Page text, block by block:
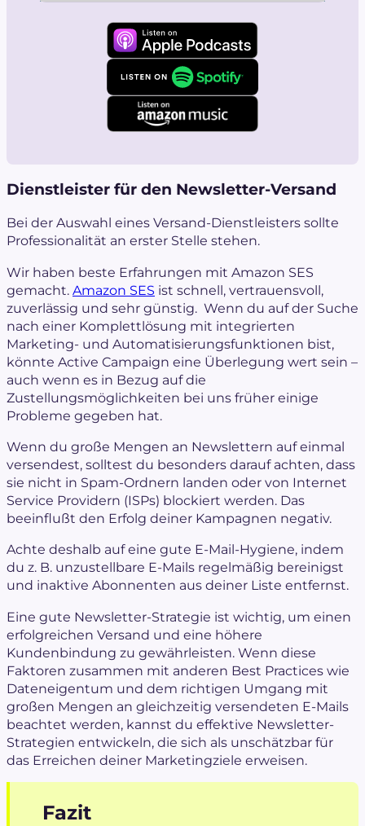
Dienstleister für den Newsletter-Versand
Bei der Auswahl eines Versand-Dienstleisters sollte
Professionalität an erster Stelle stehen.
Wir haben beste Erfahrungen mit Amazon SES
gemacht. Amazon SES ist schnell, vertrauensvoll,
zuverlässig und sehr günstig. Wenn du auf der Suche
nach einer Komplettlösung mit integrierten
Marketing- und Automatisierungsfunktionen bist,
könnte Active Campaign eine Überlegung wert sein –
auch wenn es in Bezug auf die
Zustellungsmöglichkeiten bei uns früher einige
Probleme gegeben hat.
Wenn du große Mengen an Newslettern auf einmal
versendest, solltest du besonders darauf achten, dass
sie nicht in Spam-Ordnern landen oder von Internet
Service Providern (ISPs) blockiert werden. Das
beeinflußt den Erfolg deiner Kampagnen negativ.
Achte deshalb auf eine gute E-Mail-Hygiene, indem
du z. B. unzustellbare E-Mails regelmäßig bereinigst
und inaktive Abonnenten aus deiner Liste entfernst.
Eine gute Newsletter-Strategie ist wichtig, um einen
erfolgreichen Versand und eine höhere
Kundenbindung zu gewährleisten. Wenn diese
Faktoren zusammen mit anderen Best Practices wie
Dateneigentum und dem richtigen Umgang mit
großen Mengen an gleichzeitig versendeten E-Mails
beachtet werden, kannst du effektive Newsletter-
Strategien entwickeln, die sich als unschätzbar für
das Erreichen deiner Marketingziele erweisen.
Fazit